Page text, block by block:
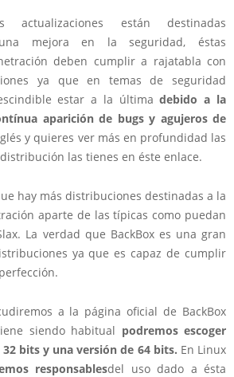
actualizaciones están destinadas
mejora en la seguridad, éstas
deben cumplir a rajatabla con
ya que en temas de seguridad
estar a la últimadebido a la
aparición de bugs y agujeros de
y quieres ver más en profundidad las
las tienes en éste enlace.
hay más distribuciones destinadas a la
aparte de las típicas como puedan
La verdad que BackBox es una gran
ya que es capaz de cumplir
a la página oficial de BackBox
siendo habitual podremos escoger
bits y una versión de 64 bits. En Linux
responsablesdel uso dado a ésta